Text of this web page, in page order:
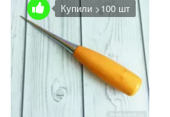
Купили >100 шт